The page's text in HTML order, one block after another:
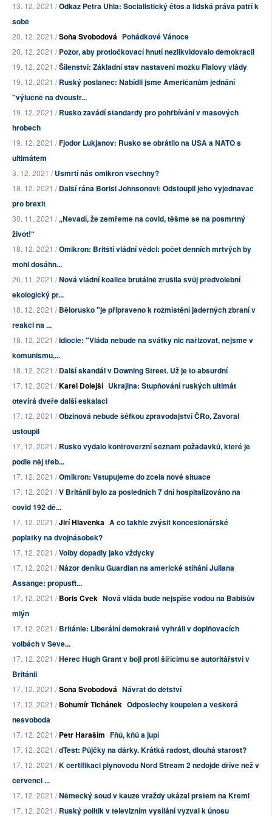
13. 12. 2021 /Odkaz Petra Uhla: Socialistický étos a lidská práva patří k
sobě
20. 12. 2021 /Soňa Svobodová Pohádkové Vánoce
20. 12. 2021 /Pozor, aby protiočkovací hnutí nezlikvidovalo demokracii
19. 12. 2021 /Šílenství: Základní stav nastavení mozku Fialovy vlády
19. 12. 2021 /Ruský poslanec: Nabídli jsme Američanům jednání
"výlučně na dvoustr...
19. 12. 2021 /Rusko zavádí standardy pro pohřbívání v masových
hrobech
19. 12. 2021 /Fjodor Lukjanov: Rusko se obrátilo na USA a NATO s
ultimátem
3. 12. 2021 /Usmrtí nás omikron všechny?
18. 12. 2021 /Další rána Borisi Johnsonovi: Odstoupil jeho vyjednavač
pro brexit
30. 11. 2021 /„Nevadí, že zemřeme na covid, těšme se na posmrtný
život!“
18. 12. 2021 /Omikron: Britští vládní vědci: počet denních mrtvých by
mohl dosáhn...
26. 11. 2021 /Nová vládní koalice brutálně zrušila svůj předvolební
ekologický pr...
18. 12. 2021 /Bělorusko "je připraveno k rozmístění jaderných zbraní v
reakci na ...
18. 12. 2021 /Idiocie: "Vláda nebude na svátky nic nařizovat, nejsme v
komunismu,...
18. 12. 2021 /Další skandál v Downing Street. Už je to absurdní
17. 12. 2021 /Karel Dolejší Ukrajina: Stupňování ruských ultimát
otevírá dveře další eskalaci
17. 12. 2021 /Obzinová nebude šéfkou zpravodajství ČRo, Zavoral
ustoupil
17. 12. 2021 /Rusko vydalo kontroverzní seznam požadavků, které je
podle něj třeb...
17. 12. 2021 /Omikron: Vstupujeme do zcela nové situace
17. 12. 2021 /V Británii bylo za posledních 7 dní hospitalizováno na
covid 192 dě...
17. 12. 2021 /Jiří Hlavenka A co takhle zvýšit koncesionářské
poplatky na dvojnásobek?
17. 12. 2021 /Volby dopadly jako vždycky
17. 12. 2021 /Názor deníku Guardian na americké stíhání Juliana
Assange: propusťt...
17. 12. 2021 /Boris Cvek Nová vláda bude nejspíše vodou na Babišův
mlýn
17. 12. 2021 /Británie: Liberální demokraté vyhráli v doplňovacích
volbách v Seve...
17. 12. 2021 /Herec Hugh Grant v boji proti šířícímu se autoritářství v
Británii
17. 12. 2021 /Soňa Svobodová Návrat do dětství
17. 12. 2021 /Bohumír Tichánek Odposlechy koupelen a veškerá
nesvoboda
17. 12. 2021 /Petr Haraším Fňů, kňů a jupí
17. 12. 2021 /dTest: Půjčky na dárky. Krátká radost, dlouhá starost?
17. 12. 2021 /K certifikaci plynovodu Nord Stream 2 nedojde dříve než v
červenci ...
17. 12. 2021 /Německý soud v kauze vraždy ukázal prstem na Kreml
17. 12. 2021 /Ruský politik v televizním vysílání vyzval k únosu